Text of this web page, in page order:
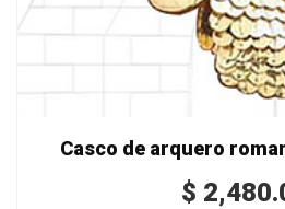
Casco de arquero
$